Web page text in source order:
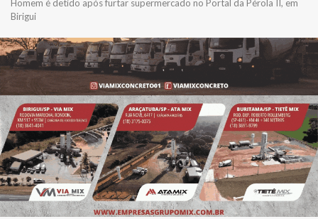
Homem é detido após furtar supermercado no Portal da Pérola II, em
Birigui